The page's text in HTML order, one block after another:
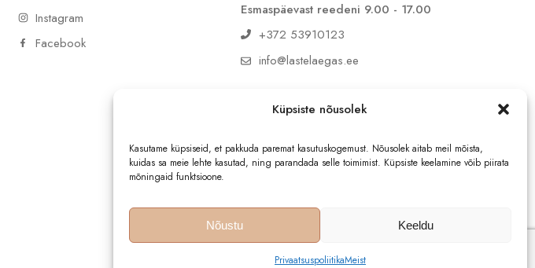
Küpsiste nõusolek
Kasutame küpsiseid, et pakkuda paremat kasutuskogemust. Nõusolek aitab meil mõista,
kuidas sa meie lehte kasutad, ning parandada selle toimimist. Küpsiste keelamine võib piirata
mõningaid funktsioone.
Nõustu Keeldu
PrivaatsuspoliitikaMeist
Instagram
Facebook
Esmaspäevast reedeni 9.00 - 17.00
+372 53910123
info@lastelaegas.ee
reg. 16894146